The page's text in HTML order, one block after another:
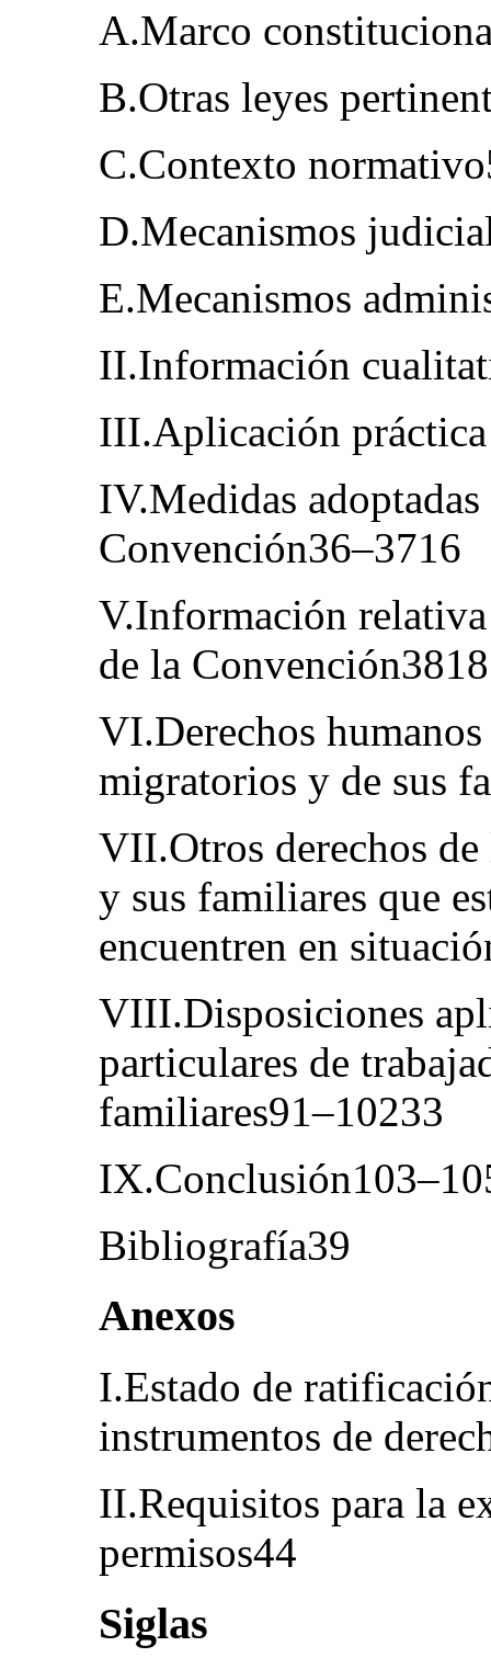
A.Marco
B.Otras leyes
C.Contexto
D.Mecanismos
E.Mecanismos
II.Información
III.Aplicación
IV.Medidas
Convención36–3716
V.Información
de la Convención3818
VI.Derechos
migratorios y de sus
VII.Otros derechos
y sus familiares que
encuentren en
VIII.Disposiciones
particulares de
familiares91–10233
Bibliografía39
Anexos
I.Estado de
instrumentos de
II.Requisitos para la
permisos44
Siglas